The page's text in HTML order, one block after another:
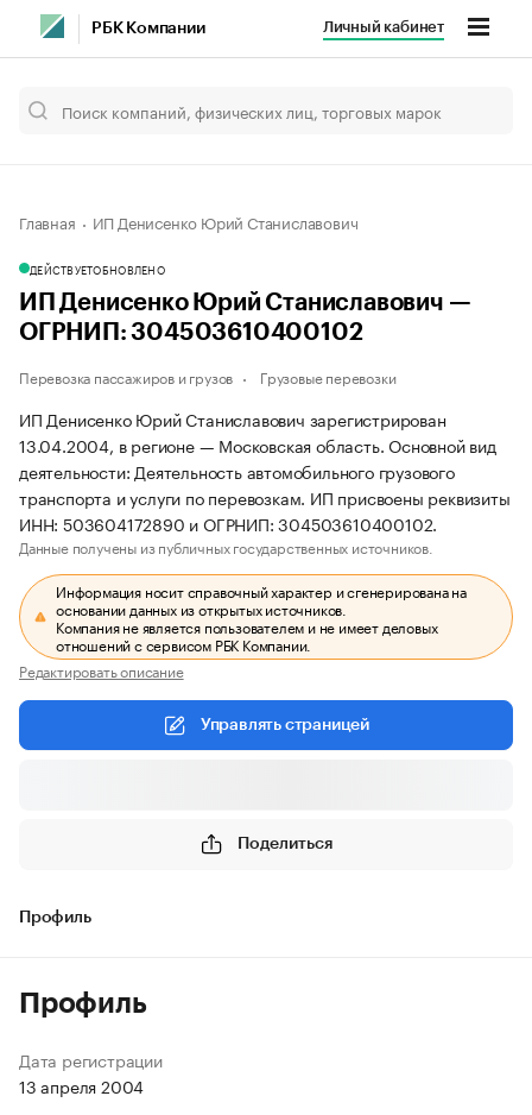
РБК Компании Личный кабинет
Главная ИП Денисенко Юрий Станиславович
ДЕЙСТВУЕТОБНОВЛЕНО
ИП Денисенко Юрий Станиславович —
ОГРНИП: 304503610400102
Перевозка пассажиров и грузов Грузовые перевозки
ИП Денисенко Юрий Станиславович зарегистрирован
13.04.2004, в регионе — Московская область. Основной вид
деятельности: Деятельность автомобильного грузового
транспорта и услуги по перевозкам. ИП присвоены реквизиты
ИНН: 503604172890 и ОГРНИП: 304503610400102.
Данные получены из публичных государственных источников.
Информация носит справочный характер и сгенерирована на
основании данных из открытых источников.
Компания не является пользователем и не имеет деловых
отношений с сервисом РБК Компании.
Редактировать описание
Управлять страницей
Поделиться
Профиль
Профиль
Дата регистрации
13 апреля 2004